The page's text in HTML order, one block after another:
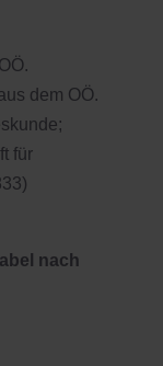
dem OÖ.
für
nach